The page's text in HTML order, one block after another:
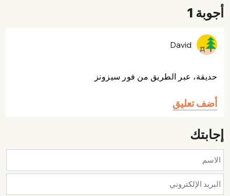
أجوبة 1
David
حديقة، عبر الطريق من فور سيزونز
أضف تعليق
إجابتك